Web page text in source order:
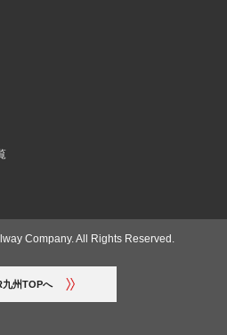
Company. All Rights Reserved.
九州TOPへ